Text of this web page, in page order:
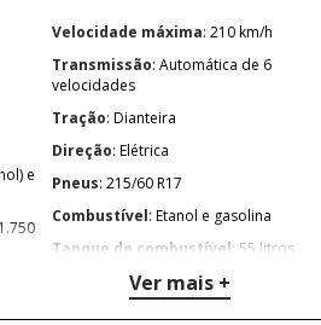
Velocidade máxima : 210 km/h
Transmissão: Automática de 6
velocidades
Tração : Dianteira
Direção : Elétrica
Pneus : 215/60 R17
Combustível : Etanol e gasolina
Tanque de combustível : 55 litros
Ver mais +